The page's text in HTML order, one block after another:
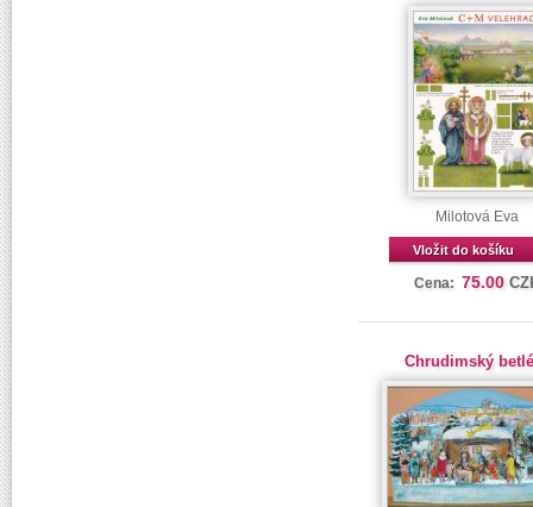
Milotová Eva
Vložit do košíku
Cena: 75.00
Chrudimský